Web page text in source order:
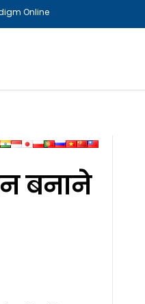
Online
बनाने